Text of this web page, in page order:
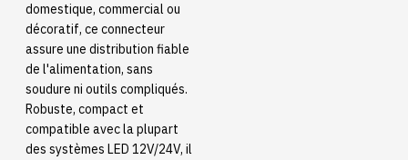
domestique, commercial ou
décoratif, ce connecteur
assure une distribution fiable
de l'alimentation, sans
soudure ni outils compliqués.
Robuste, compact et
compatible avec la plupart
des systèmes LED 12V/24V, il